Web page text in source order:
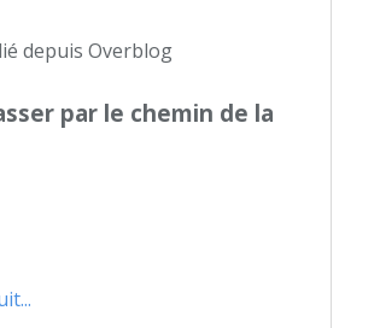
depuis Overblog
par le chemin de la